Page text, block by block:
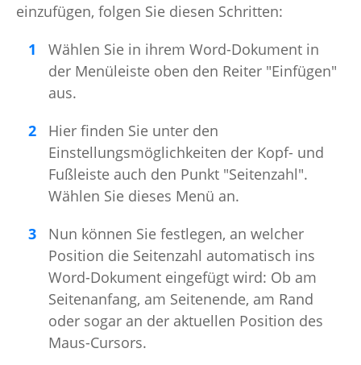
einzufügen, folgen Sie diesen Schritten:
Wählen Sie in ihrem Word-Dokument in
der Menüleiste oben den Reiter "Einfügen"
aus.
Hier finden Sie unter den
Einstellungsmöglichkeiten der Kopf- und
Fußleiste auch den Punkt "Seitenzahl".
Wählen Sie dieses Menü an.
Nun können Sie festlegen, an welcher
Position die Seitenzahl automatisch ins
Word-Dokument eingefügt wird: Ob am
Seitenanfang, am Seitenende, am Rand
oder sogar an der aktuellen Position des
Maus-Cursors.